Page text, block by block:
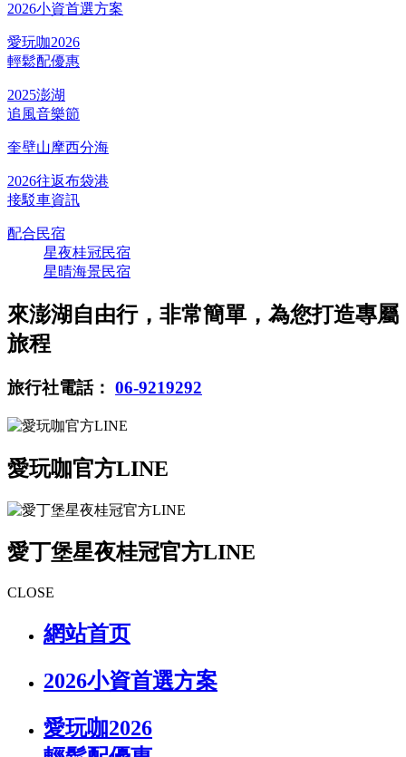
2026小資首選方案
愛玩咖2026
輕鬆配優惠
2025澎湖
追風音樂節
奎壁山摩西分海
2026往返布袋港
接駁車資訊
配合民宿
星夜桂冠民宿
星晴海景民宿
來澎湖自由行，非常簡單，為您打造專屬
旅程
旅行社電話： 06-9219292
愛玩咖官方LINE
愛丁堡星夜桂冠官方LINE
CLOSE
網站首页
2026小資首選方案
愛玩咖2026